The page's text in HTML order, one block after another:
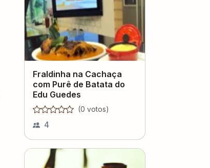
Fraldinha na Cachaça
com Purê de Batata do
Edu Guedes
(0 votos)
4